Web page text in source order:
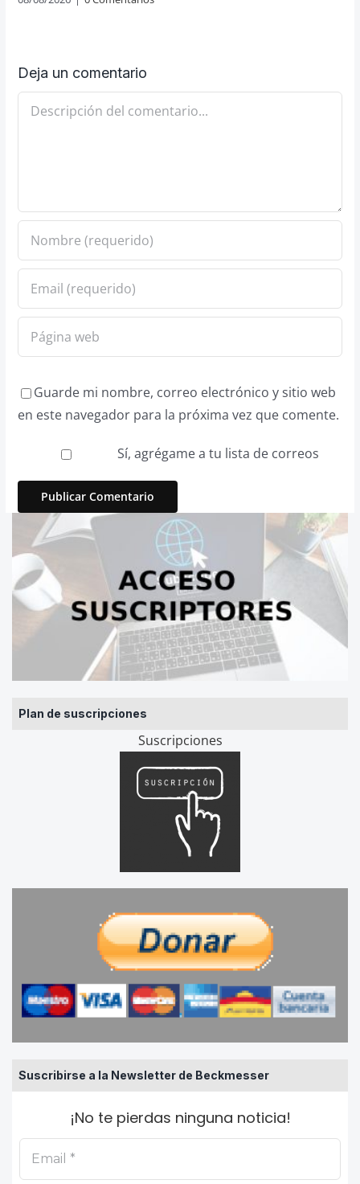
Plan de suscripciones
Suscripciones
Suscribirse a la Newsletter de Beckmesser
¡No te pierdas ninguna noticia!
Deja un comentario
Comentario
Guarde mi nombre, correo electrónico y sitio web
en este navegador para la próxima vez que comente.
Sí, agrégame a tu lista de correos